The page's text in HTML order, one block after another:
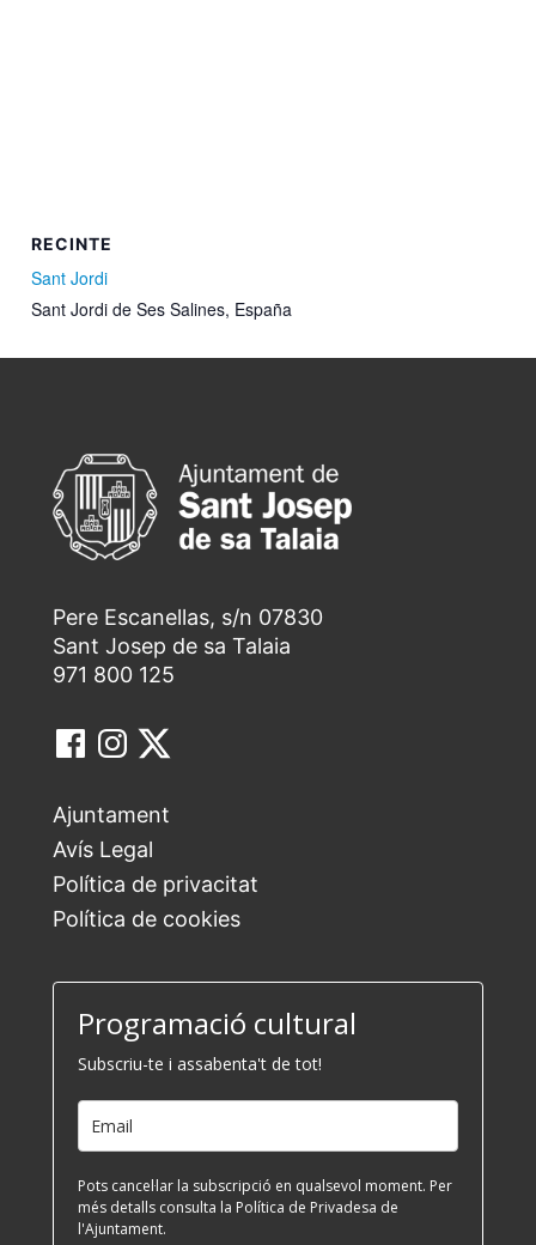
RECINTE
Sant Jordi
Sant Jordi de Ses Salines, España
Pere Escanellas, s/n 07830
Sant Josep de sa Talaia
971 800 125
Ajuntament
Avís Legal
Política de privacitat
Política de cookies
Programació cultural
Subscriu-te i assabenta't de tot!
Pots cancel·lar la subscripció en qualsevol moment. Per
més detalls consulta la Política de Privadesa de
l'Ajuntament.